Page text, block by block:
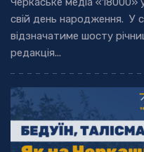
свій день народження. У
відзначатиме шосту
редакція...